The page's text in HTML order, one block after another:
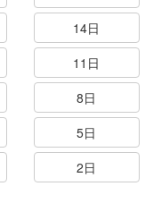
14日
11日
8日
5日
2日